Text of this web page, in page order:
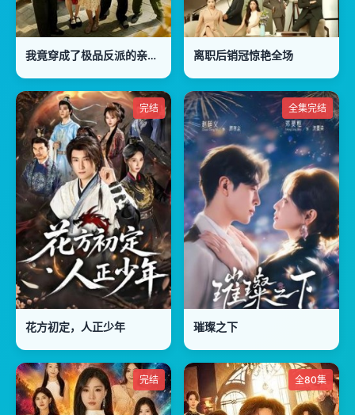
我竟穿成了极品反派的亲闺女 离职后销冠惊艳全场
完结
花方初定，人正少年
全集完结
璀璨之下
完结 全80集